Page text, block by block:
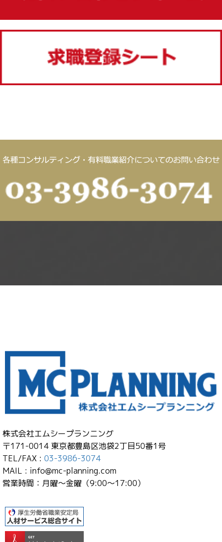
株式会社エムシープランニング
〒171-0014 東京都豊島区池袋2丁目50番1号
TEL/FAX : 03-3986-3074
MAIL : info@mc-planning.com
営業時間：月曜～金曜（9:00～17:00）